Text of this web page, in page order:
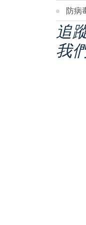
防病
追
我